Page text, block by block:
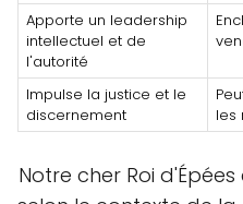
Apporte un leadership
intellectuel et de
l'autorité
Impulse la justice et le
discernement
les
Notre cher Roi